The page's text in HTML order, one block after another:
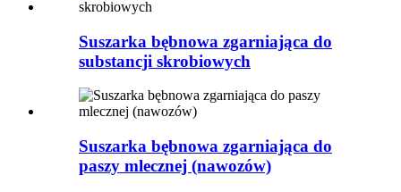
Suszarka bębnowa zgarniająca do
substancji skrobiowych
Suszarka bębnowa zgarniająca do
paszy mlecznej (nawozów)